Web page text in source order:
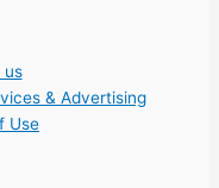
us
& Advertising
Use